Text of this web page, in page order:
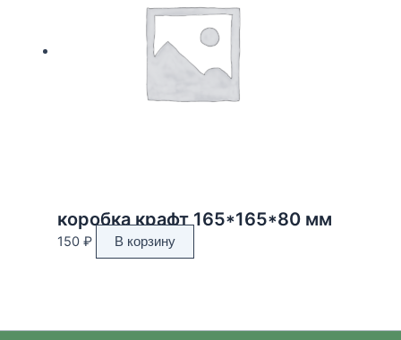
коробка крафт 165*165*80 мм
150 ₽ В корзину